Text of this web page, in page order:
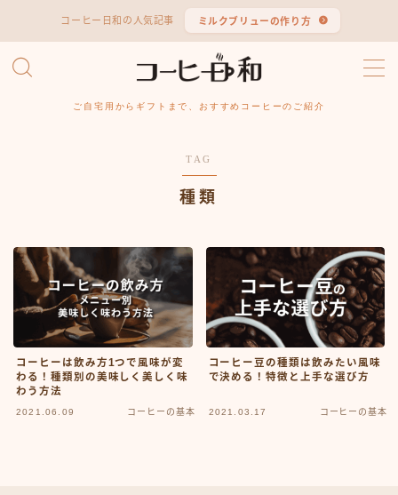
コーヒー日和の人気記事 ミルクブリューの作り方
ご自宅用からギフトまで、おすすめコーヒーのご紹介
MENU
コーヒーギフト
コーヒーグッズ
オンラインストア
TAG
種類
コーヒーは飲み方1つで風味が変
わる！種類別の美味しく美しく味
わう方法
2021.06.09 コーヒーの基本
コーヒー豆の種類は飲みたい風味
で決める！特徴と上手な選び方
2021.03.17 コーヒーの基本